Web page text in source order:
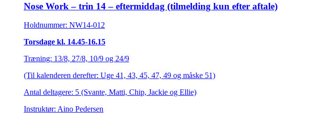
Nose Work – trin 14 – eftermiddag (tilmelding kun efter aftale)
Holdnummer: NW14-012
Torsdage kl. 14.45-16.15
Træning: 13/8, 27/8, 10/9 og 24/9
(Til kalenderen derefter: Uge 41, 43, 45, 47, 49 og måske 51)
Antal deltagere: 5 (Svante, Matti, Chip, Jackie og Ellie)
Instruktør: Aino Pedersen